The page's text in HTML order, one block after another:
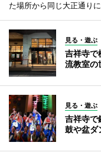
た場所から同じ大正通り
見る・遊ぶ
吉祥寺で
流教室の
見る・遊ぶ
吉祥寺で
鼓や盆ダ